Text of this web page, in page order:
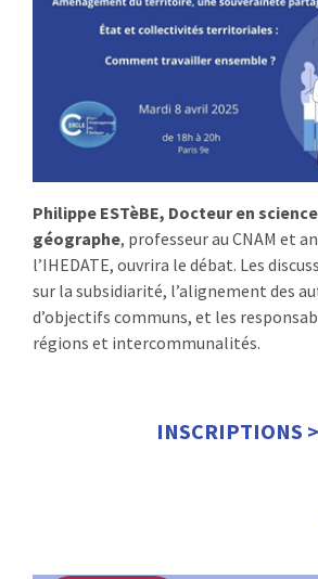
Philippe ESTèBE, Docteur en
géographe, professeur au CNAM et
l’IHEDATE, ouvrira le débat. Les
sur la subsidiarité, l’alignement des
d’objectifs communs, et les
régions et intercommunalités.
INSCRIPTIONS